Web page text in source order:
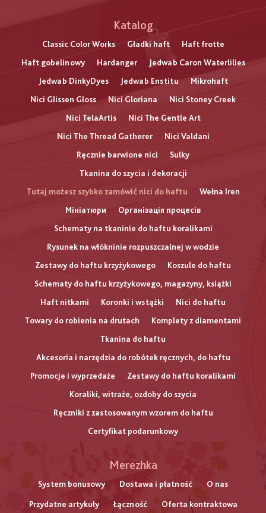
Katalog
Classic Color Works Gładki haft
Haft frotte
Haft gobelinowy
Hardanger
Jedwab Caron Waterlilies
Jedwab DinkyDyes
Jedwab Enstitu
Mikrohaft
Nici Glissen Gloss
Nici Gloriana
Nici Stoney Creek
Nici TelaArtis
Nici The Gentle Art
Nici The Thread Gatherer
Nici Valdani
Ręcznie barwione nici
Sulky
Tkanina do szycia i dekoracji
Tutaj możesz szybko zamówić nici do haftu
Wełna Iren
Мініатюри
Організація процесів
Schematy na tkaninie do haftu koralikami
Rysunek na włókninie rozpuszczalnej w wodzie
Zestawy do haftu krzyżykowego
Koszule do haftu
Schematy do haftu krzyżykowego, magazyny, książki
Haft nitkami
Koronki i wstążki
Nici do haftu
Towary do robienia na drutach
Komplety z diamentami
Tkanina do haftu
Akcesoria i narzędzia do robótek ręcznych, do haftu
Promocje i wyprzedaże
Zestawy do haftu koralikami
Koraliki, witraże, ozdoby do szycia
Ręczniki z zastosowanym wzorem do haftu
Certyfikat podarunkowy
нижнього
колонтитулу
Merezhka
System bonusowy Dostawa i płatność O nas
Przydatne artykuły Łączność Oferta kontraktowa